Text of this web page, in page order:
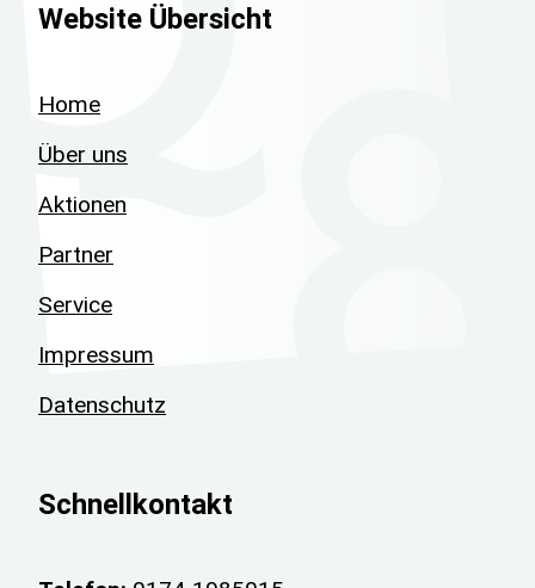
Website Übersicht
Home
Über uns
Aktionen
Partner
Service
Impressum
Datenschutz
Schnellkontakt